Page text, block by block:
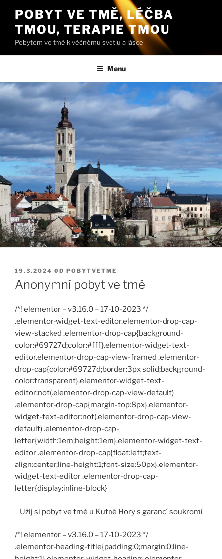
obsahu
webu
POBYT VE TMĚ, LÉČBA
TMOU, TERAPIE TMOU
Pobytem ve tmě k věčnému světlu a lásce
Menu
PUBLIKOVÁNO
19.3.2024 OD POBYTVETME
Anonymní pobyt ve tmě
/*! elementor – v3.16.0 – 17-10-2023 */
.elementor-widget-text-editor.elementor-drop-cap-
view-stacked .elementor-drop-cap{background-
color:#69727d;color:#fff}.elementor-widget-text-
editor.elementor-drop-cap-view-framed .elementor-
drop-cap{color:#69727d;border:3px solid;background-
color:transparent}.elementor-widget-text-
editor:not(.elementor-drop-cap-view-default)
.elementor-drop-cap{margin-top:8px}.elementor-
widget-text-editor:not(.elementor-drop-cap-view-
default) .elementor-drop-cap-
letter{width:1em;height:1em}.elementor-widget-text-
editor .elementor-drop-cap{float:left;text-
align:center;line-height:1;font-size:50px}.elementor-
widget-text-editor .elementor-drop-cap-
letter{display:inline-block}
Užij si pobyt ve tmě u Kutné Hory s garancí soukromí
/*! elementor – v3.16.0 – 17-10-2023 */
.elementor-heading-title{padding:0;margin:0;line-